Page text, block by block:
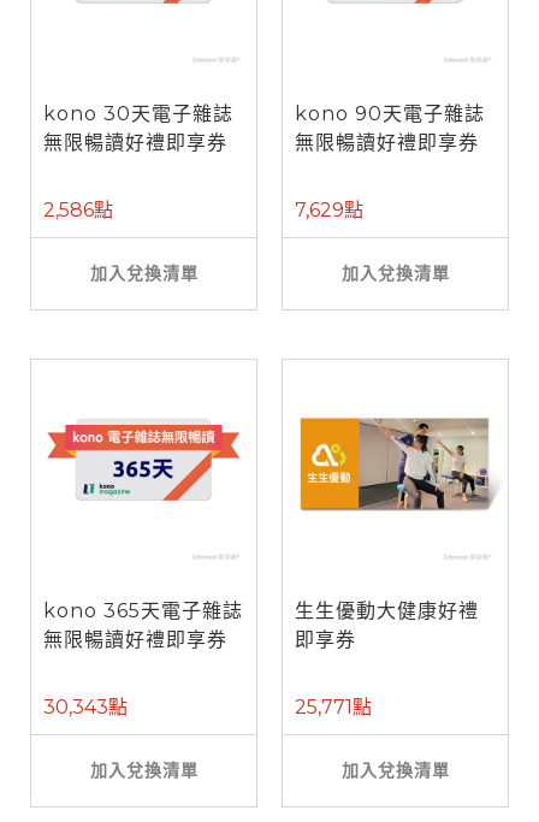
kono 30天電子雜誌
無限暢讀好禮即享券
2,586點
加入兌換清單
kono 90天電子雜誌
無限暢讀好禮即享券
7,629點
加入兌換清單
kono 365天電子雜誌
無限暢讀好禮即享券
30,343點
加入兌換清單
生生優動大健康好禮
即享券
25,771點
加入兌換清單